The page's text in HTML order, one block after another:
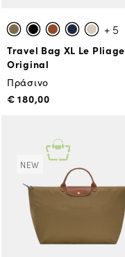
+ 5
Travel Bag XL Le Pliage
Original
Πράσινο
€ 180,00
NEW